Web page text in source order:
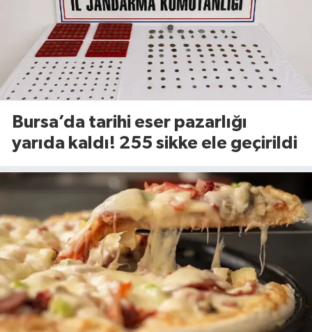
Bursa’da tarihi eser pazarlığı
yarıda kaldı! 255 sikke ele geçirildi